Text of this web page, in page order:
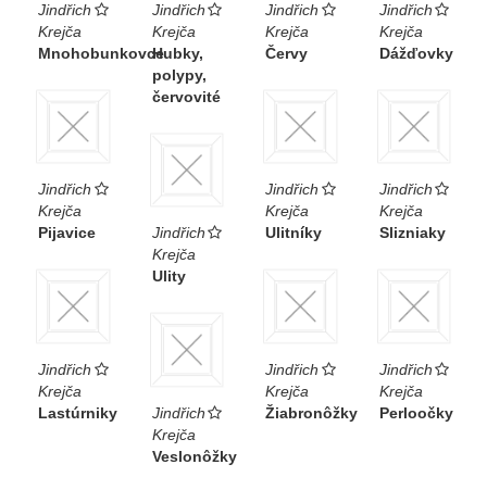
Jindřich
Krejča
Mnohobunkovce
Jindřich
Krejča
Hubky,
polypy,
červovité
Jindřich
Krejča
Červy
Jindřich
Krejča
Dážďovky
Jindřich
Krejča
Pijavice
Jindřich
Krejča
Ulitníky
Jindřich
Krejča
Slizniaky
Jindřich
Krejča
Ulity
Jindřich
Krejča
Lastúrniky
Jindřich
Krejča
Žiabronôžky
Jindřich
Krejča
Perloočky
Jindřich
Krejča
Veslonôžky